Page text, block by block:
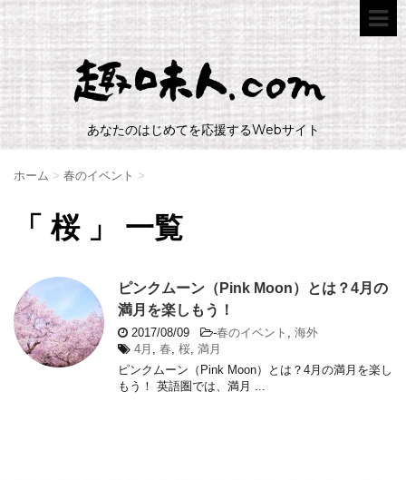
あなたのはじめてを応援するWebサイト
ホーム > 春のイベント >
「 桜 」 一覧
ピンクムーン（Pink Moon）とは？4月の
満月を楽しもう！
2017/08/09 -春のイベント , 海外
4月 , 春, 桜, 満月
ピンクムーン（Pink Moon）とは？4月の満月を楽し
もう！ 英語圏では、満月 ...